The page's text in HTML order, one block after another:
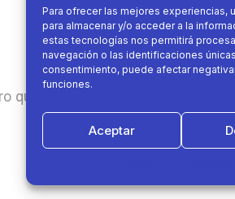
Para ofrecer las mejores experiencias,
para almacenar y/o acceder a la
estas tecnologías nos permitirá
navegación o las identificaciones
consentimiento, puede afectar
funciones.
Aceptar
que sí! Os dejamos diferentes